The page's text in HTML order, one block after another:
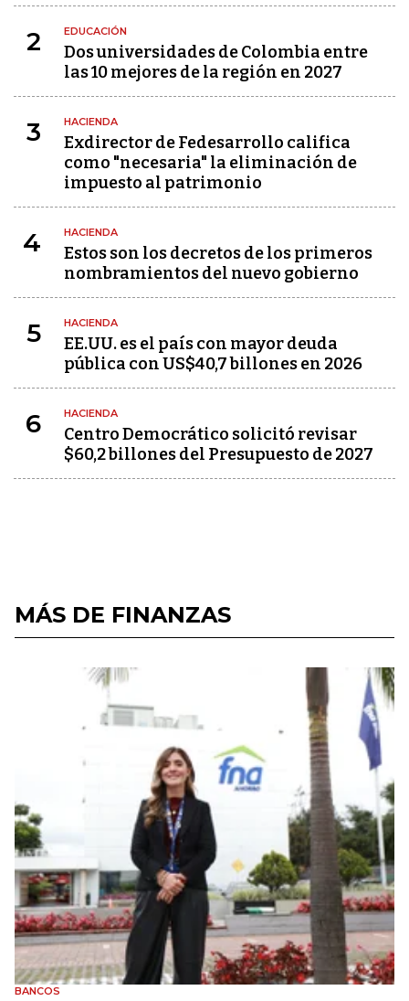
2 EDUCACIÓN
Dos universidades de Colombia entre
las 10 mejores de la región en 2027
3 HACIENDA
Exdirector de Fedesarrollo califica
como "necesaria" la eliminación de
impuesto al patrimonio
4 HACIENDA
Estos son los decretos de los primeros
nombramientos del nuevo gobierno
5 HACIENDA
EE.UU. es el país con mayor deuda
pública con US$40,7 billones en 2026
6 HACIENDA
Centro Democrático solicitó revisar
$60,2 billones del Presupuesto de 2027
MÁS DE FINANZAS
BANCOS